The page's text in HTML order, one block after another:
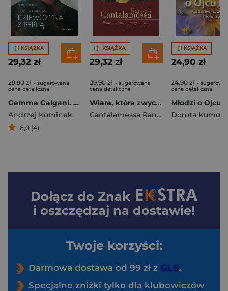
KSIĄŻKA
29,32 zł
29,90 zł - sugerowana
cena detaliczna
Gemma Galgani. Dziewczyna z perłą
Andrzej Kominek
8,0 (4)
KSIĄŻKA
29,32 zł
29,90 zł - sugerowana
cena detaliczna
Wiara, która zwycięża świat w.3
Cantalamessa Raniero
KSIĄŻKA
24,90 zł
24,90 zł -
cena detaliczna
Dorota
Dołącz do Znak
i oszczędzaj na dostawie!
Twoje korzyści:
Darmowa dostawa od 99 zł z
Specjalne zniżki tylko dla klubowiczów